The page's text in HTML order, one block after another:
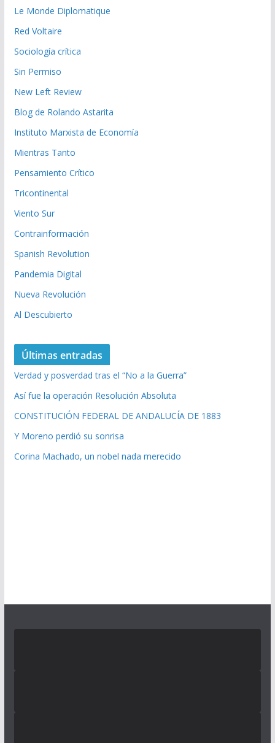
Le Monde Diplomatique
Red Voltaire
Sociología crítica
Sin Permiso
New Left Review
Blog de Rolando Astarita
Instituto Marxista de Economía
Mientras Tanto
Pensamiento Crítico
Tricontinental
Viento Sur
Contrainformación
Spanish Revolution
Pandemia Digital
Nueva Revolución
Al Descubierto
Últimas entradas
Verdad y posverdad tras el “No a la Guerra”
Así fue la operación Resolución Absoluta
CONSTITUCIÓN FEDERAL DE ANDALUCÍA DE 1883
Y Moreno perdió su sonrisa
Corina Machado, un nobel nada merecido